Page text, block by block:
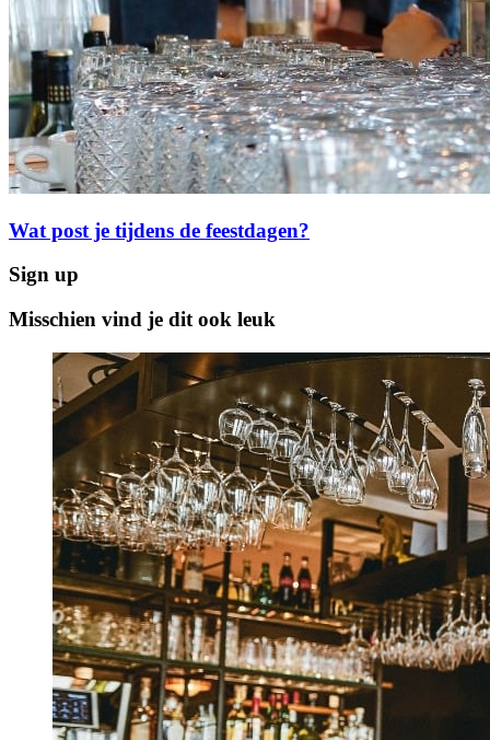
Wat post je tijdens de feestdagen?
Sign up
Misschien vind je dit ook leuk